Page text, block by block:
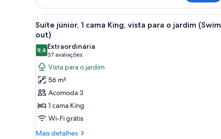
Suite
Garden
View
Carrega
todas
as
fotos
de
Suíte
júnior,
1
cama
King,
vista
Quarto de hotel moderno
6
Suíte júnior, 1 cama King, vista para o jardim (Swim
out)
9,49,4 de 10
Extraordinária
37 avaliações
(37
avaliações)
Vista para o jardim
56 m²
Acomoda 3
1 cama King
Wi-Fi grátis
Mais detalhes
Mais